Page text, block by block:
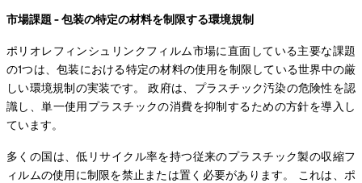
市場課題 - 包装の特定の材料を制限する環境規制
ポリオレフィンシュリンクフィルム市場に直面している主要な課題
の1つは、包装における特定の材料の使用を制限している世界中の厳
しい環境規制の実装です。 政府は、プラスチック汚染の危険性を認
識し、単一使用プラスチックの消費を抑制するための方針を導入し
ています。
多くの国は、低リサイクル率を持つ従来のプラスチック製の収縮フ
ィルムの使用に制限を禁止または置く必要があります。 これは、ポ